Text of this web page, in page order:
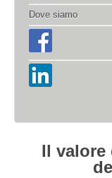
Dove siamo
Il valore